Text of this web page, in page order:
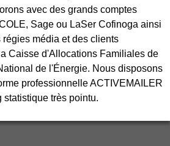
avec des grands comptes
Sage ou LaSer Cofinoga ainsi
média et des clients
Caisse d'Allocations Familiales de
de l'Énergie. Nous disposons
professionnelle ACTIVEMAILER
statistique très pointu.